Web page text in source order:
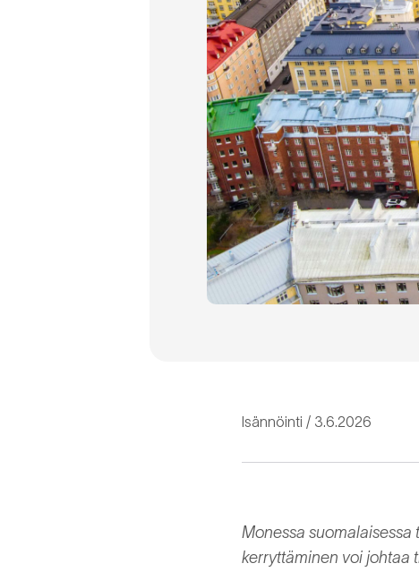
Isännöinti 3.6.2026
Monessa
kerryttäminen voi johtaa